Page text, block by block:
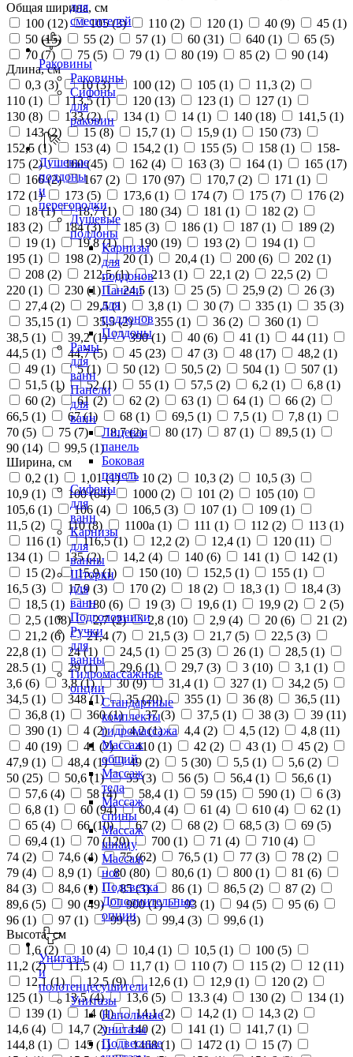
для
смесителей
Раковины
Раковины
Сифоны
для
раковин
Душевые
поддоны
и
перегородки
Душевые
поддоны
Карнизы
для
поддонов
Панели
для
поддонов
Поддоны
Рамы
для
ванн
Панели
для
ванн
Лицевая
панель
Боковая
панель
Сифоны
для
ванн
Карнизы
для
ванны
Шторки
для
ванн
Подголовники
Ручки
для
ванны
Гидромассажные
опции
Стандартные
комплекты
гидромассажа
Массаж
общий
Массаж
тела
Массаж
спины
Массаж
шиацу
Массаж
ног
Подсветка
Дополнительные
опции
Унитазы
и
полотенцесушители
Унитазы
Напольные
унитазы
Подвесные
Общая ширина, см
100 (12) 105 (3) 110 (2) 120 (1) 40 (9) 45 (1)
50 (15) 55 (2) 57 (1) 60 (31) 640 (1) 65 (5)
70 (7) 75 (5) 79 (1) 80 (19) 85 (2) 90 (14)
Длина, см
0,3 (3) 10 (3) 100 (12) 105 (1) 11,3 (2)
110 (1) 113,5 (1) 120 (13) 123 (1) 127 (1)
130 (8) 133 (2) 134 (1) 14 (1) 140 (18) 141,5 (1)
143 (2) 15 (8) 15,7 (1) 15,9 (1) 150 (73)
152,5 (1) 153 (4) 154,2 (1) 155 (5) 158 (1)
158-
175 (2) 160 (45) 162 (4) 163 (3) 164 (1) 165 (17)
166 (2) 167 (2) 170 (97) 170,7 (2) 171 (1)
172 (1) 173 (5) 173,6 (1) 174 (7) 175 (7) 176 (2)
18 (1) 18,7 (1) 180 (34) 181 (1) 182 (2)
183 (2) 184 (3) 185 (3) 186 (1) 187 (1) 189 (2)
19 (1) 19,8 (1) 190 (19) 193 (2) 194 (1)
195 (1) 198 (2) 20 (1) 20,4 (1) 200 (6) 202 (1)
208 (2) 212,5 (1) 213 (1) 22,1 (2) 22,5 (2)
220 (1) 230 (1) 24,5 (13) 25 (5) 25,9 (2) 26 (3)
27,4 (2) 29,5 (1) 3,8 (1) 30 (7) 335 (1) 35 (3)
35,15 (1) 35,5 (2) 355 (1) 36 (2) 360 (1)
38,5 (1) 39,2 (1) 390 (1) 40 (6) 41 (1) 44 (11)
44,5 (1) 44,7 (5) 45 (23) 47 (3) 48 (17) 48,2 (1)
49 (1) 5 (1) 50 (12) 50,5 (2) 504 (1) 507 (1)
51,5 (1) 52 (1) 55 (1) 57,5 (2) 6,2 (1) 6,8 (1)
60 (2) 61 (2) 62 (2) 63 (1) 64 (1) 66 (2)
66,5 (1) 67 (1) 68 (1) 69,5 (1) 7,5 (1) 7,8 (1)
70 (5) 75 (7) 8,7 (2) 80 (17) 87 (1) 89,5 (1)
90 (14) 99,5 (1)
Ширина, см
0,2 (1) 1,01 (1) 10 (2) 10,3 (2) 10,5 (3)
10,9 (1) 100 (64) 1000 (2) 101 (2) 105 (10)
105,6 (1) 106 (4) 106,5 (3) 107 (1) 109 (1)
11,5 (2) 110 (8) 1100а (1) 111 (1) 112 (2) 113 (1)
116 (1) 116,5 (1) 12,2 (2) 12,4 (1) 120 (11)
134 (1) 135 (2) 14,2 (4) 140 (6) 141 (1) 142 (1)
15 (2) 15,9 (1) 150 (10) 152,5 (1) 155 (1)
16,5 (3) 17,9 (3) 170 (2) 18 (2) 18,3 (1) 18,4 (3)
18,5 (1) 180 (6) 19 (3) 19,6 (1) 19,9 (2) 2 (5)
2,5 (108) 2,7 (2) 2,8 (10) 2,9 (4) 20 (6) 21 (2)
21,2 (6) 21,4 (7) 21,5 (3) 21,7 (5) 22,5 (3)
22,8 (1) 24 (1) 24,5 (1) 25 (3) 26 (1) 28,5 (1)
28.5 (1) 29 (1) 29,6 (1) 29,7 (3) 3 (10) 3,1 (1)
3,6 (6) 3,8 (1) 30 (9) 31,4 (1) 327 (1) 34,2 (5)
34,5 (1) 348 (1) 35 (20) 355 (1) 36 (8) 36,5 (11)
36,8 (1) 360 (1) 37 (3) 37,5 (1) 38 (3) 39 (11)
390 (1) 4 (2) 4,2 (1) 4,4 (2) 4,5 (12) 4,8 (11)
40 (19) 41 (2) 410 (1) 42 (2) 43 (1) 45 (2)
47,9 (1) 48,4 (1) 49 (2) 5 (30) 5,5 (1) 5,6 (2)
50 (25) 50,6 (1) 55 (3) 56 (5) 56,4 (1) 56,6 (1)
57,6 (4) 58 (4) 58,4 (1) 59 (15) 590 (1) 6 (3)
6,8 (1) 60 (94) 60,4 (4) 61 (4) 610 (4) 62 (1)
65 (4) 66 (10) 67 (2) 68 (2) 68,5 (3) 69 (5)
69,4 (1) 70 (120) 700 (1) 71 (4) 710 (4)
74 (2) 74,6 (4) 75 (62) 76,5 (1) 77 (3) 78 (2)
79 (4) 8,9 (1) 80 (80) 80,6 (1) 800 (1) 81 (6)
84 (3) 84,6 (1) 85 (3) 86 (1) 86,5 (2) 87 (2)
89,6 (5) 90 (49) 900 (1) 93 (1) 94 (5) 95 (6)
96 (1) 97 (1) 99 (3) 99,4 (3) 99,6 (1)
Высота, см
1,6 (2) 10 (4) 10,4 (1) 10,5 (1) 100 (5)
11,2 (2) 11,5 (4) 11,7 (1) 110 (7) 115 (2) 12 (11)
12,1 (1) 12,5 (9) 12,6 (1) 12,9 (1) 120 (2)
125 (1) 13,5 (4) 13,6 (5) 13.3 (4) 130 (2) 134 (1)
139 (1) 14 (1) 14,1 (2) 14,2 (1) 14,3 (2)
14,6 (4) 14,7 (2) 140 (2) 141 (1) 141,7 (1)
144,8 (1) 145 (1) 1468 (1) 1472 (1) 15 (7)